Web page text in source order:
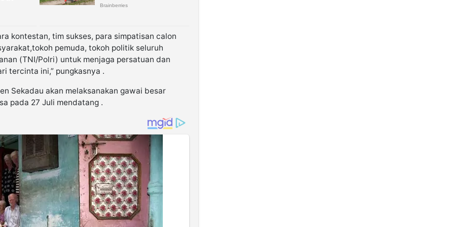
kontestan, tim sukses, para simpatisan calon
pemuda, tokoh politik seluruh
(TNI/Polri) untuk menjaga persatuan dan
tercinta ini,” pungkasnya .
Sekadau akan melaksanakan gawai besar
pada 27 Juli mendatang .